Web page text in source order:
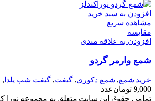
افزودن به سبد خرید
مشاهده سریع
مقایسه
افزودن به علاقه مندی
شمع وارمر گردو
خرید شمع, شمع دکوری, گیفت, گیفت شب یلدا ,
9,000 تومانعدد
تمامی حقوق این سایت متعلق به مجموعه نورا